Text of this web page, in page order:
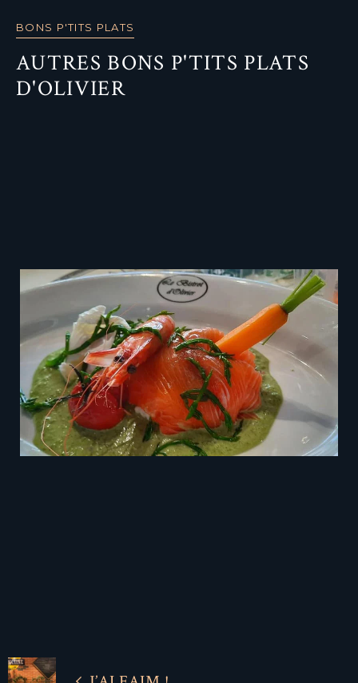
BONS P'TITS PLATS
AUTRES BONS P'TITS PLATS
D'OLIVIER